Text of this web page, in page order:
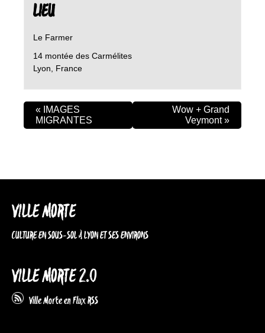
LIEU
Le Farmer
14 montée des Carmélites
Lyon
France
« IMAGES
MIGRANTES
Wow + Grand
Veymont»
VILLE MORTE
CULTURE EN SOUS-SOL À LYON ET SES ENVIRONS
VILLE MORTE 2.0
Ville Morte en Flux RSS